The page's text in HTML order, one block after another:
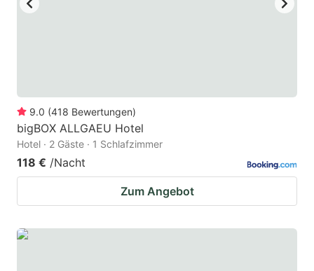
9.0 (418 Bewertungen)
bigBOX ALLGAEU Hotel
Hotel · 2 Gäste · 1 Schlafzimmer
118 € /Nacht
Zum Angebot